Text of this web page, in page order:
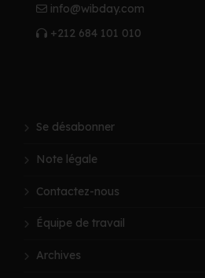
info@wibday.com
+212 684 101 010
Se désabonner
Note légale
Contactez-nous
Équipe de travail
Archives